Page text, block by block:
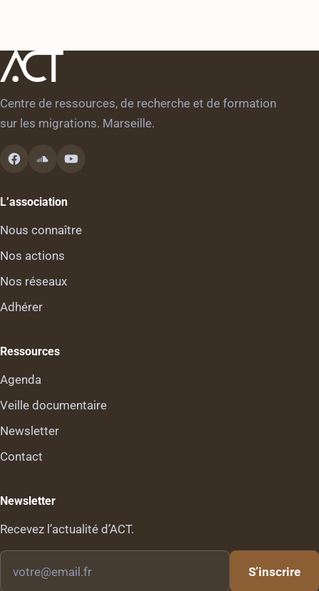
Centre de ressources, de recherche et de formation
sur les migrations. Marseille.
L’association
Nous connaître
Nos actions
Nos réseaux
Adhérer
Ressources
Agenda
Veille documentaire
Newsletter
Contact
Newsletter
Recevez l’actualité d’ACT.
email
S’inscrire